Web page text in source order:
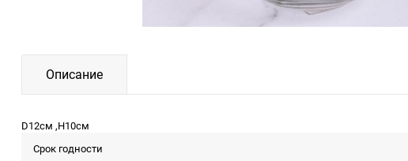
Описание
D12см ,H10см
Срок годности